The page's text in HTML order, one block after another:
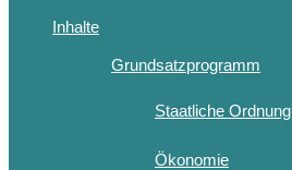
Inhalte
Grundsatzprogramm
Staatliche Ordnung
Ökonomie